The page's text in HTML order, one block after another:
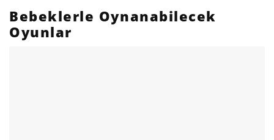
Bebeklerle Oynanabilecek
Oyunlar